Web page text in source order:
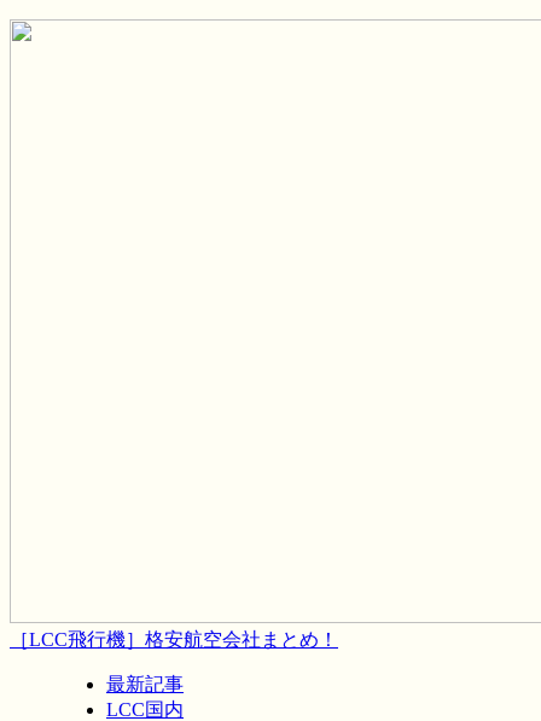
［LCC飛行機］格安航空会社まとめ！
最新記事
LCC国内